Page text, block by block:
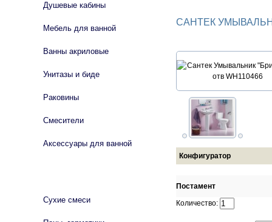
САНТЕК
Конфигуратор
Постамент
Количество:
Душевые кабины
Мебель для ванной
Ванны акриловые
Унитазы и биде
Раковины
Смесители
Аксессуары для ванной
Сухие смеси